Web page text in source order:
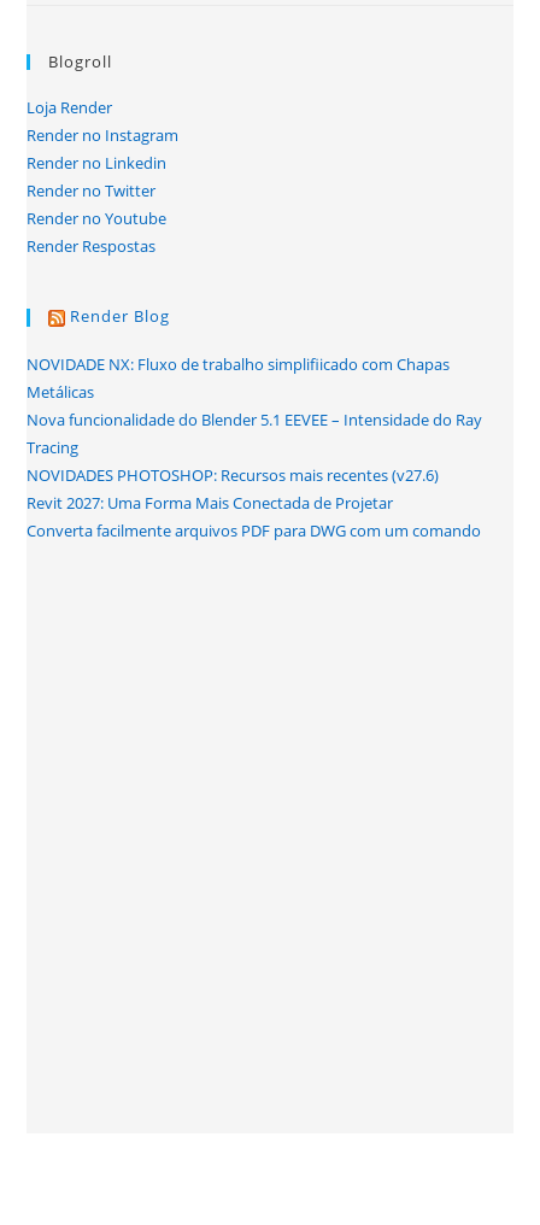
Blogroll
Loja Render
Render no Instagram
Render no Linkedin
Render no Twitter
Render no Youtube
Render Respostas
Render Blog
NOVIDADE NX: Fluxo de trabalho simplifiicado com Chapas
Metálicas
Nova funcionalidade do Blender 5.1 EEVEE – Intensidade do Ray
Tracing
NOVIDADES PHOTOSHOP: Recursos mais recentes (v27.6)
Revit 2027: Uma Forma Mais Conectada de Projetar
Converta facilmente arquivos PDF para DWG com um comando